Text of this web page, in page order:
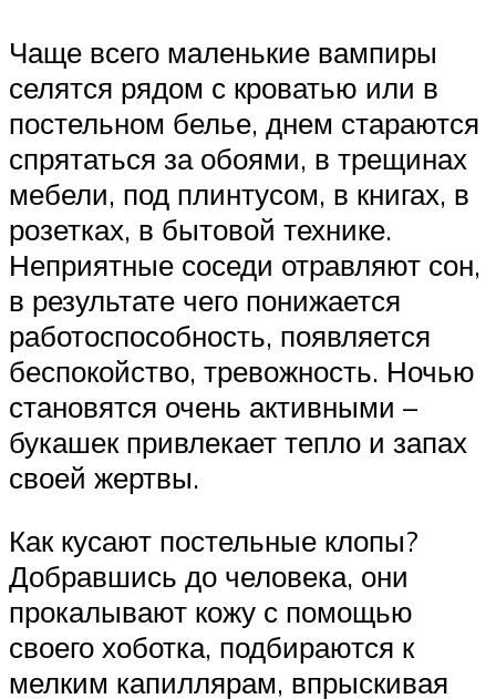
Чаще всего маленькие вампиры
селятся рядом с кроватью или в
постельном белье, днем стараются
спрятаться за обоями, в трещинах
мебели, под плинтусом, в книгах, в
розетках, в бытовой технике.
Неприятные соседи отравляют сон,
в результате чего понижается
работоспособность, появляется
беспокойство, тревожность. Ночью
становятся очень активными –
букашек привлекает тепло и запах
своей жертвы.
Как кусают постельные клопы?
Добравшись до человека, они
прокалывают кожу с помощью
своего хоботка, подбираются к
мелким капиллярам, впрыскивая